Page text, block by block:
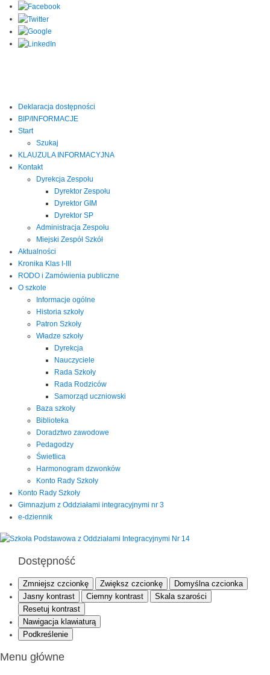
Deklaracja dostępności
BIP/INFORMACJE
Start
Szukaj
KLAUZULA INFORMACYJNA
Kontakt
Dyrekcja Zespołu
Dyrektor Zespołu
Dyrektor GIM
Dyrektor SP
Administracja Zespołu
Miejski Zespół Szkół
Aktualności
Kronika Klas I-III
RODO i Zamówienia publiczne
O szkole
Informacje ogólne
Historia szkoły
Patron Szkoły
Władze szkoły
Dyrekcja
Nauczyciele
Rada Szkoły
Rada Rodziców
Samorząd uczniowski
Baza szkoły
Biblioteka
Doradztwo zawodowe
Pedagodzy
Świetlica
Harmonogram dzwonków
Konto Rady Szkoły
Konto Rady Szkoły
Gimnazjum z Oddziałami integracyjnymi nr 3
e-dziennik
Dostępność
Zmniejsz czcionkę Zwiększ czcionkę
Domyślna czcionka
Jasny kontrast
Ciemny kontrast
Skala szarości
Resetuj kontrast
Nawigacja klawiaturą
Podkreślenie
Menu główne